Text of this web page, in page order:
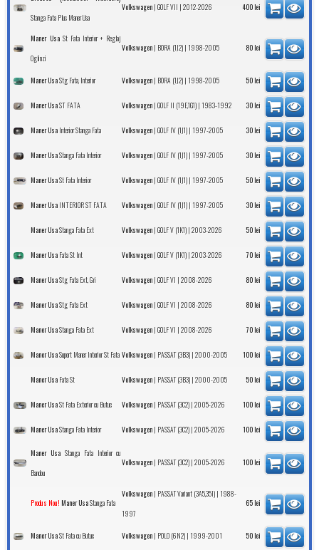
Stanga Fata Plus Maner Usa
Volkswagen |GOLF VII | 2012-2026 400 lei
Maner UsaSt Fata Interior + Reglaj
Oglinzi
Volkswagen | BORA (1J2) | 1998-2005 80 lei
Maner UsaStg Fata, Interior Volkswagen | BORA (1J2) | 1998-2005 50 lei
Maner UsaST FATA Volkswagen |GOLF II (19E,1G1) | 1983-1992 30 lei
Maner Usa Interior Stanga Fata Volkswagen |GOLF IV (1J1) | 1997-2005 30 lei
Maner UsaStanga Fata Interior Volkswagen |GOLF IV (1J1) | 1997-2005 30 lei
Maner UsaSt Fata Interior Volkswagen |GOLF IV (1J1) | 1997-2005 50 lei
Maner Usa INTERIOR ST FATA Volkswagen |GOLF IV (1J1) | 1997-2005 30 lei
Maner UsaStanga Fata Ext Volkswagen |GOLF V (1K1) | 2003-2026 50 lei
Maner Usa Fata St Int Volkswagen |GOLF V (1K1) | 2003-2026 70 lei
Maner UsaStg Fata Ext, Gri Volkswagen |GOLF VI | 2008-2026 80 lei
Maner UsaStg Fata Ext Volkswagen |GOLF VI | 2008-2026 80 lei
Maner UsaStanga Fata Ext Volkswagen |GOLF VI | 2008-2026 70 lei
Maner UsaSuport Maner Interior St Fata Volkswagen | PASSAT (3B3) | 2000-2005 100 lei
Maner Usa Fata St Volkswagen | PASSAT (3B3) | 2000-2005 50 lei
Maner UsaSt Fata Exterior cu Butuc Volkswagen | PASSAT (3C2) | 2005-2026 100 lei
Maner UsaStanga Fata Interior Volkswagen | PASSAT (3C2) | 2005-2026 100 lei
Maner Usa Stanga Fata Interior cu
Bandou
Volkswagen | PASSAT (3C2) | 2005-2026 100 lei
Produs Nou! Maner UsaStanga Fata
Volkswagen | PASSAT Variant (3A5,35I) | 1988-
1997
65 lei
Maner UsaSt Fata cu Butuc Volkswagen | POLO (6N2) | 1999-2001 50 lei